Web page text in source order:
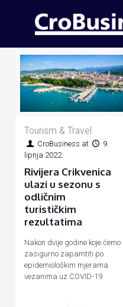
Tourism & Travel
CroBusiness at
9.
lipnja 2022.
Rivijera Crikvenica
ulazi u sezonu s
odličnim
turističkim
rezultatima
Nakon dvije godine koje ćemo
zasigurno zapamtiti po
epidemiološkim mjerama
vezanima uz COVID-19